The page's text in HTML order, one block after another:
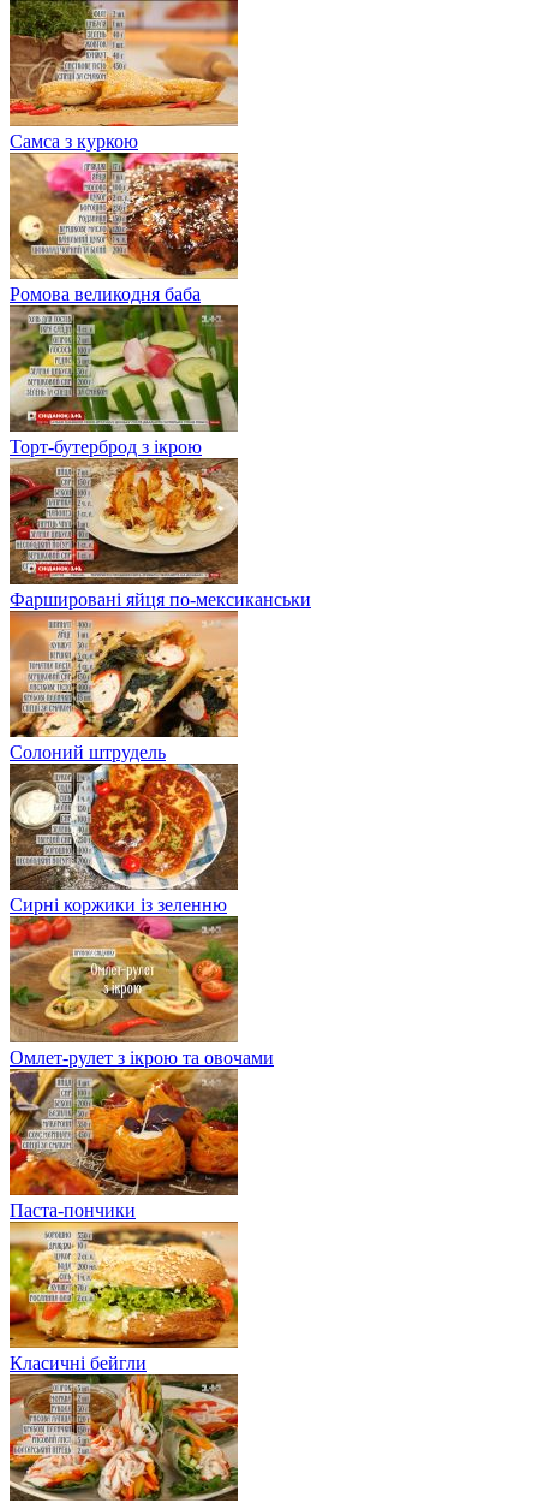
Самса з куркою
Ромова великодня баба
Торт-бутерброд з ікрою
Фаршировані яйця по-мексиканськи
Солоний штрудель
Сирні коржики із зеленню
Омлет-рулет з ікрою та овочами
Паста-пончики
Класичні бейгли